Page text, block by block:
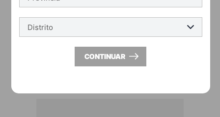
Lavatorio Ibiza Blanco Vainsa
90
00
CONTINUAR